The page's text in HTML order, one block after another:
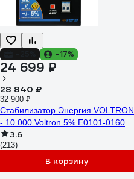
-17%
24 699 ₽
28 840 ₽
32 900 ₽
Стабилизатор Энергия VOLTRON
- 10 000 Voltron 5% Е0101-0160
3.6
(213)
В корзину